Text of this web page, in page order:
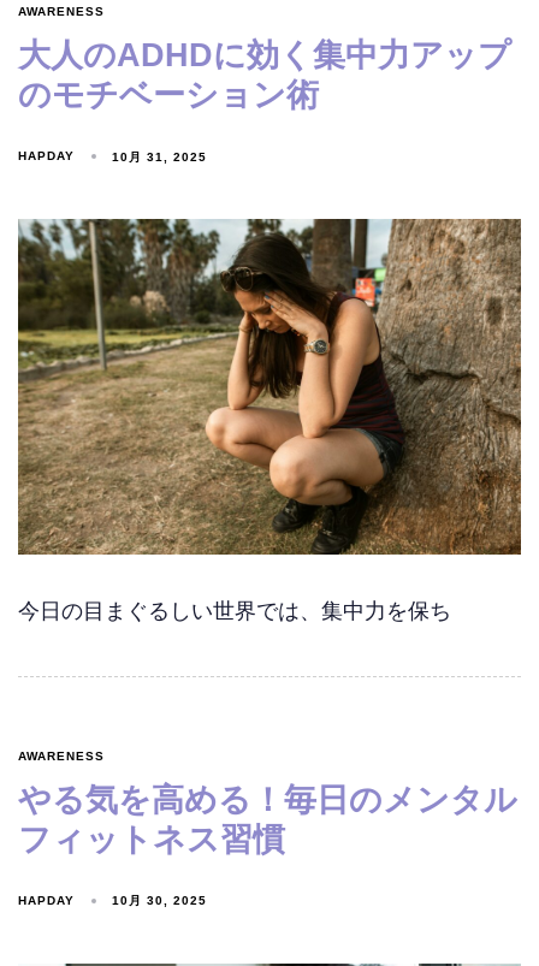
AWARENESS
大人のADHDに効く集中力アップ
のモチベーション術
HAPDAY 10月 31, 2025
今日の目まぐるしい世界では、集中力を保ち
AWARENESS
やる気を高める！毎日のメンタル
フィットネス習慣
HAPDAY 10月 30, 2025